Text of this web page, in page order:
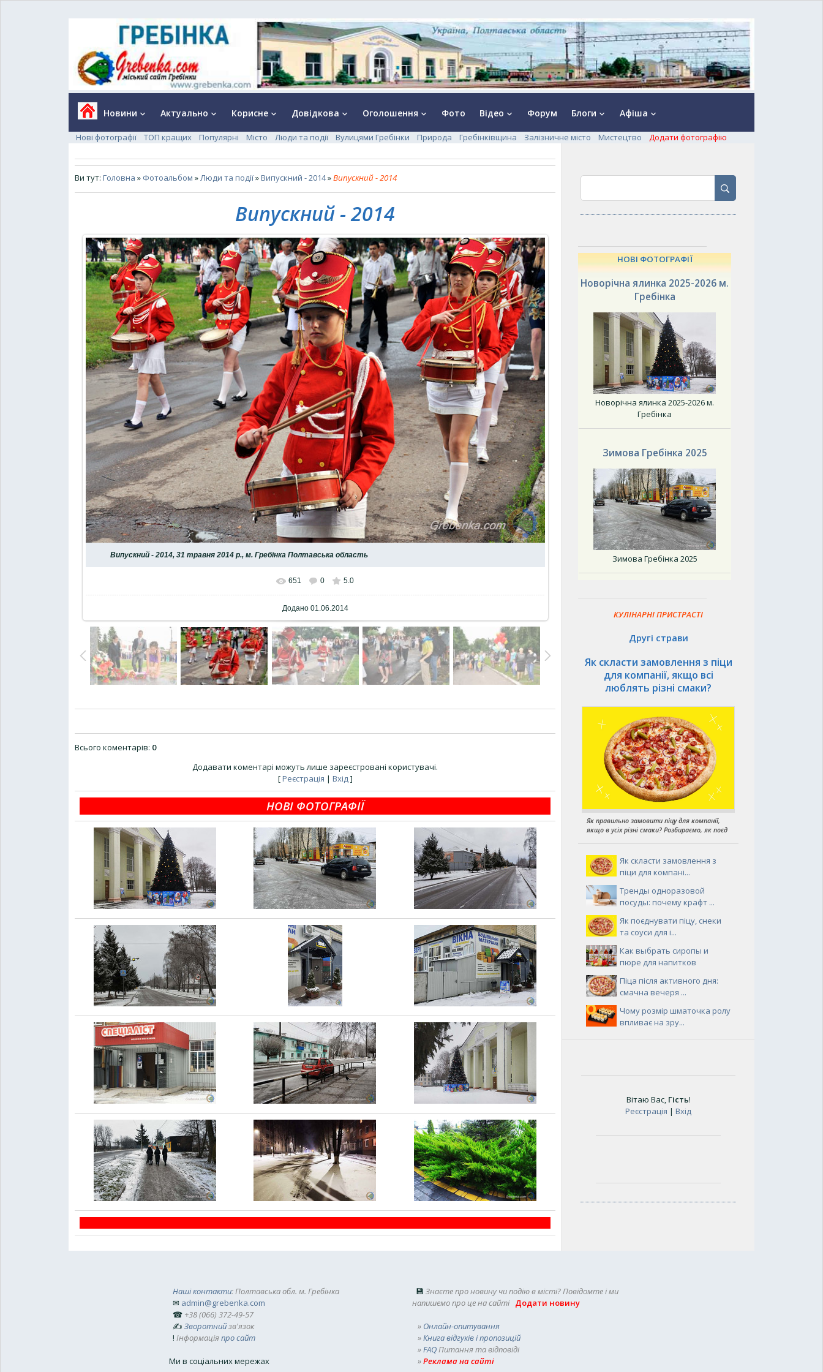
Новини keyboard_arrow_down Актуально keyboard_arrow_down Корисне keyboard_arrow_down Довідкова keyboard_arrow_down Оголошення keyboard_arrow_down Фото Відео keyboard_arrow_down Форум Блоги keyboard_arrow_down Афіша keyboard_arrow_down
Нові фотографії ТОП кращих Популярні Місто Люди та події Вулицями Гребінки Природа Гребінківщина Залізничне місто Мистецтво Додати фотографію
Ви тут: Головна » Фотоальбом »Люди та події»Випускний - 2014»Випускний - 2014
Випускний - 2014
Випускний - 2014, 31 травня 2014 р., м. Гребінка Полтавська область
651 0 5.0
Додано01.06.2014
Всього коментарів: 0
Додавати коментарі можуть лише зареєстровані користувачі.
[Реєстрація | Вхід]
НОВІ ФОТОГРАФІЇ
НОВІ ФОТОГРАФІЇ
Новорічна ялинка 2025-2026 м.
Гребінка
Новорічна ялинка 2025-2026 м.
Гребінка
Зимова Гребінка 2025
Зимова Гребінка 2025
КУЛІНАРНІ ПРИСТРАСТІ
Другі страви
Як скласти замовлення з піци
для компанії, якщо всі
люблять різні смаки?
Як правильно замовити піцу для компанії,
якщо в усіх різні смаки? Розбираємо, як поєд
Як скласти замовлення з
піци для компані...
Тренды одноразовой
посуды: почему крафт ...
Як поєднувати піцу, снеки
та соуси для і...
Как выбрать сиропы и
пюре для напитков
Піца після активного дня:
смачна вечеря ...
Чому розмір шматочка ролу
впливає на зру...
Вітаю Вас, Гість!
Реєстрація | Вхід
Наші контакти: Полтавська обл. м. Гребінка
✉ admin@grebenka.com
☎ +38 (066) 372-49-57
✍ Зворотнийзв'язок
! Інформаціяпро сайт
Ми в соціальних мережах
💾 Знаєте про новину чи подію в місті? Повідомте і ми
напишемо про це на сайті Додати новину
» Онлайн-опитування
»Книга відгуків і пропозицій
»FAQПитання та відповіді
»Реклама на сайті